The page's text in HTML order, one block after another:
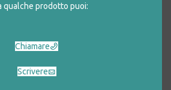
qualche prodotto puoi:
Chiamare
Scrivere
ROSSA